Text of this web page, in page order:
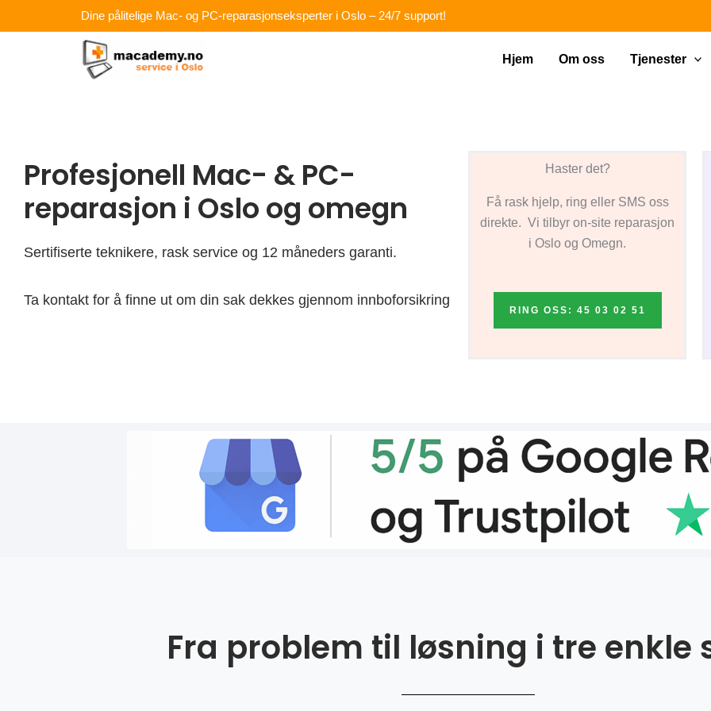
rett
Dine pålitelige Mac- og PC-reparasjonseksperter i Oslo – 24/7 support!
Hjem Om oss Tjenester
Profesjonell Mac- & PC-
reparasjon i Oslo og omegn
Sertifiserte teknikere, rask service og 12 måneders garanti.
Ta kontakt for å finne ut om din sak dekkes gjennom innboforsikring
Haster det?
Få rask hjelp, ring eller SMS oss
direkte. Vi tilbyr on-site reparasjon
i Oslo og Omegn.
RING OSS: 45 03 02 51
Fra problem til løsning i tre enkle